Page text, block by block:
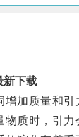
新下载
质量和引
时，引力